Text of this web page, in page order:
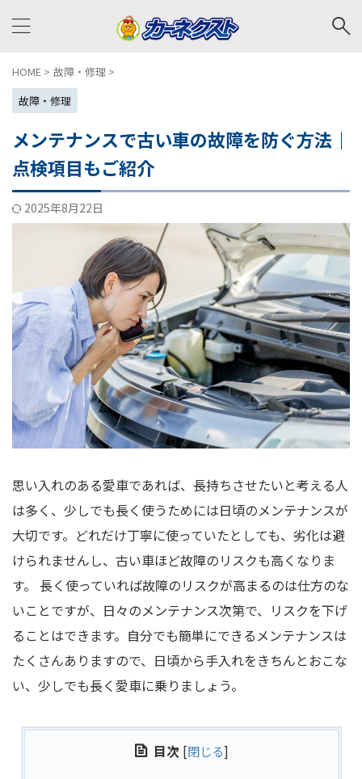
HOME > 故障・修理 >
故障・修理
メンテナンスで古い車の故障を防ぐ方法｜
点検項目もご紹介
2025年8月22日
思い入れのある愛車であれば、長持ちさせたいと考える人
は多く、少しでも長く使うためには日頃のメンテナンスが
大切です。どれだけ丁寧に使っていたとしても、劣化は避
けられませんし、古い車ほど故障のリスクも高くなりま
す。 長く使っていれば故障のリスクが高まるのは仕方のな
いことですが、日々のメンテナンス次第で、リスクを下げ
ることはできます。自分でも簡単にできるメンテナンスは
たくさんありますので、日頃から手入れをきちんとおこな
い、少しでも長く愛車に乗りましょう。
目次 [閉じる]